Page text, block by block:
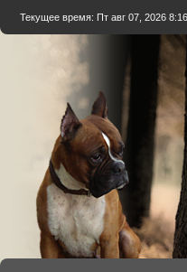
Текущее время: Пт авг 07, 2026